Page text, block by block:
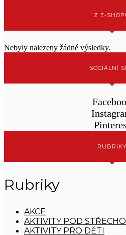
Z E-
Nebyly nalezeny žádné výsledky.
SOCIÁLNÍ
RUBRIKY
Rubriky
AKCE
AKTIVITY POD
AKTIVITY PRO DĚTI